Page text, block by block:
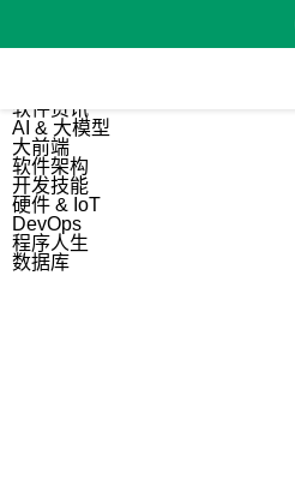
软件资讯
AI & 大模型
大前端
软件架构
开发技能
硬件 & IoT
DevOps
程序人生
数据库